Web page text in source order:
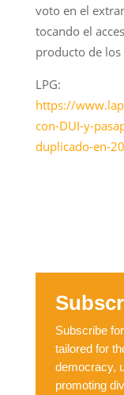
voto en el
tocando el
producto de los
LPG:
https://
con-DUI-y-
duplicado-en-
Subscribe
tailored for
democracy,
promoting